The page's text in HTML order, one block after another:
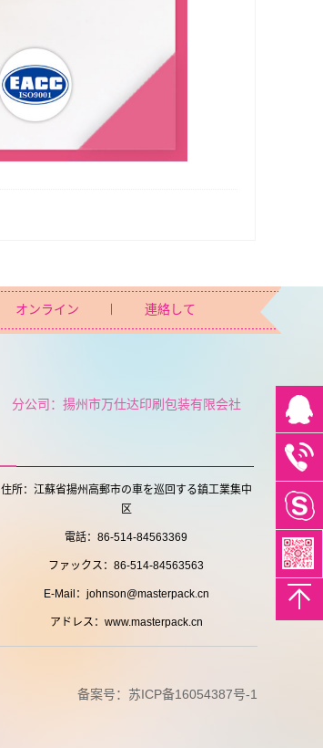
オンライン 連絡して
分公司：揚州市万仕达印刷包装有限会社
住所：江蘇省揚州高郵市の車を巡回する鎮工業集中
区
電話：86-514-84563369
ファックス：86-514-84563563
E-Mail：johnson@masterpack.cn
アドレス：www.masterpack.cn
备案号： 苏ICP备16054387号-1